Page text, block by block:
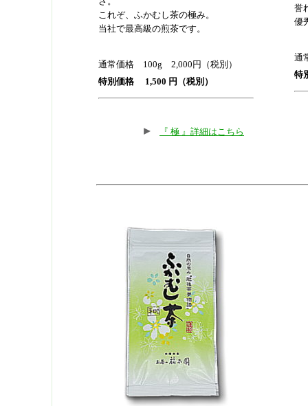
これぞ、ふかむし茶の極み。
当社で最高級の煎茶です。
通常価格 100g 2,000円（税別）
特別価格 1,500 円（税別）
『 極 』詳細はこちら
誉
優
通
特